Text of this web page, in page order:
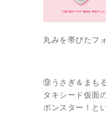
丸みを帯びたフ
⑨うさぎ＆まも
タキシード仮面
ボンスター！と